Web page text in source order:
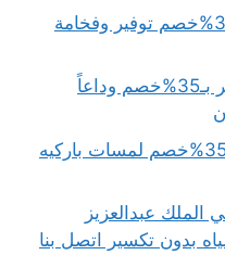
شركة عزل اسطح بالرياض بـ35%خصم توفير وفخامة
علاج تسرب المياه من المواسير بـ35%خصم وداعاً
شركة تركيب باركية بالرياض بـ35%خصم لمسات باركيه
عبدالعزيز
بدون تكسير اتصل بنا